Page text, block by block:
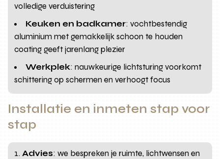
volledige verduistering
Keuken en badkamer: vochtbestendig
aluminium met gemakkelijk schoon te houden
coating geeft jarenlang plezier
Werkplek: nauwkeurige lichtsturing voorkomt
schittering op schermen en verhoogt focus
Installatie en inmeten stap voor
stap
Advies: we bespreken je ruimte, lichtwensen en